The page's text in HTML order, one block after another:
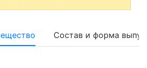
Состав и форма